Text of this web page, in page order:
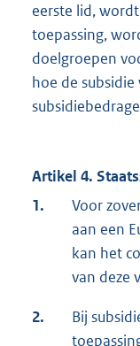
eerste lid,
toepassing,
doelgroepen
hoe de
Artikel 4.
1.
Voor
aan een
kan het
van deze
2.
Bij